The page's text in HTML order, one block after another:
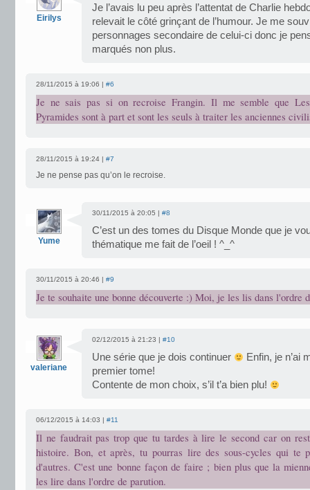
Eirilys
Je l’avais lu peu après l’attentat de Charlie
relevait le côté grinçant de l’humour. Je me
personnages secondaire de celui-ci donc je
marqués non plus.
28/11/2015 à 19:06 | #6
Je ne sais pas si on recroise Frangin. Il me semble que
Pyramides sont à part et sont les seuls à traiter les anciennes
28/11/2015 à 19:24 | #7
Je ne pense pas qu’on le recroise.
Yume
30/11/2015 à 20:05 | #8
C’est un des tomes du Disque Monde que je
thématique me fait de l’oeil ! ^_^
30/11/2015 à 20:46 | #9
Je te souhaite une bonne découverte :) Moi, je les lis dans l'ordre
valeriane
02/12/2015 à 21:23 | #10
Une série que je dois continuer
Enfin, je n’ai
premier tome!
Contente de mon choix, s’il t’a bien plu!
06/12/2015 à 14:03 | #11
Il ne faudrait pas trop que tu tardes à lire le second car on
histoire. Bon, et après, tu pourras lire des sous-cycles qui te
d'autres. C'est une bonne façon de faire ; bien plus que la
les lire dans l'ordre de parution.